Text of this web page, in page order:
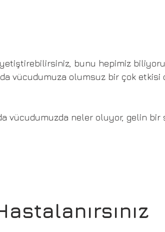
bunu hepimiz
vücudumuza olumsuz bir çok etkisi
vücudumuzda neler oluyor, gelin bir